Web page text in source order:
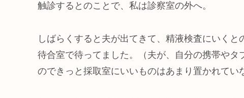
触診するとのことで、私は診察室の外へ。
しばらくすると夫が出てきて、精液検査にいく
待合室で待ってました。（夫が、自分の携帯や
のできっと採取室にいいものはあまり置かれてい